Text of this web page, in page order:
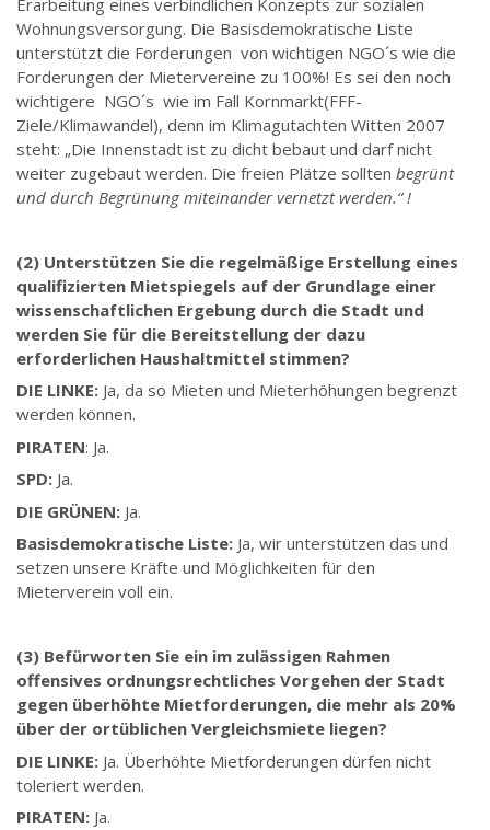
Wohnungsversorgung. Die Basisdemokratische Liste
unterstützt die Forderungen von wichtigen NGO´s wie die
Forderungen der Mietervereine zu 100%! Es sei den noch
wichtigere NGO´s wie im Fall Kornmarkt(FFF-
Ziele/Klimawandel), denn im Klimagutachten Witten 2007
steht: „Die Innenstadt ist zu dicht bebaut und darf nicht
weiter zugebaut werden. Die freien Plätze sollten begrünt
und durch Begrünung miteinander vernetzt werden.“ !
(2) Unterstützen Sie die regelmäßige Erstellung eines
qualifizierten Mietspiegels auf der Grundlage einer
wissenschaftlichen Ergebung durch die Stadt und
werden Sie für die Bereitstellung der dazu
erforderlichen Haushaltmittel stimmen?
DIE LINKE: Ja, da so Mieten und Mieterhöhungen begrenzt
werden können.
PIRATEN: Ja.
SPD: Ja.
DIE GRÜNEN: Ja.
Basisdemokratische Liste: Ja, wir unterstützen das und
setzen unsere Kräfte und Möglichkeiten für den
Mieterverein voll ein.
(3) Befürworten Sie ein im zulässigen Rahmen
offensives ordnungsrechtliches Vorgehen der Stadt
gegen überhöhte Mietforderungen, die mehr als 20%
über der ortüblichen Vergleichsmiete liegen?
DIE LINKE: Ja. Überhöhte Mietforderungen dürfen nicht
toleriert werden.
PIRATEN: Ja.